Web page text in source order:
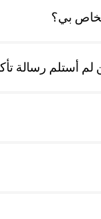
بي؟
أستلم رسالة